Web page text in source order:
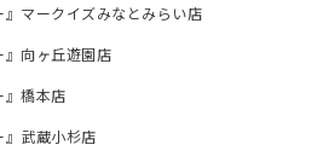
』マークイズみなとみらい店
』向ヶ丘遊園店
』橋本店
』武蔵小杉店